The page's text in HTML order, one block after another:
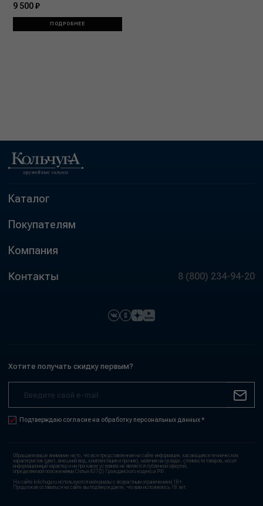
9 500 ₽
ПОДРОБНЕЕ
Каталог
Покупателям
Компания
Контакты 8 (800) 234-94-20
Хотите получать скидку первым?
Подтверждаю согласие на обработку персональных данных *
Обращаем ваше внимание на то, что вся представленная на сайте информация, касающаяся технических
характеристик (цвет, внешний вид, комплектация и прочие), наличия на складе, стоимости товаров, носит
информационный характер и ни при каких условиях не является публичной офертой,
определяемой положениями Статьи 437(2) Гражданского кодекса РФ.
На сайте kolchuga.ru используются материалы с возрастным ограничением 18+.
Продолжая оставаться на сайте вы подтверждаете, что вам исполнилось 18 лет.